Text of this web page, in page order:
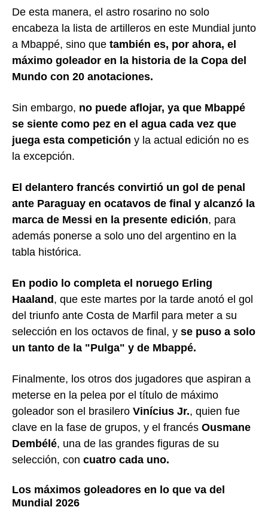
De esta manera, el astro rosarino no solo
encabeza la lista de artilleros en este Mundial junto
a Mbappé, sino que también es, por ahora, el
máximo goleador en la historia de la Copa del
Mundo con 20 anotaciones.
Sin embargo, no puede aflojar, ya que Mbappé
se siente como pez en el agua cada vez que
juega esta competición y la actual edición no es
la excepción.
El delantero francés convirtió un gol de penal
ante Paraguay en ocatavos de final y alcanzó la
marca de Messi en la presente edición, para
además ponerse a solo uno del argentino en la
tabla histórica.
En podio lo completa el noruego Erling
Haaland, que este martes por la tarde anotó el gol
del triunfo ante Costa de Marfil para meter a su
selección en los octavos de final, y se puso a solo
un tanto de la "Pulga" y de Mbappé.
Finalmente, los otros dos jugadores que aspiran a
meterse en la pelea por el título de máximo
goleador son el brasilero Vinícius Jr., quien fue
clave en la fase de grupos, y el francés Ousmane
Dembélé, una de las grandes figuras de su
selección, con cuatro cada uno.
Los máximos goleadores en lo que va del
Mundial 2026